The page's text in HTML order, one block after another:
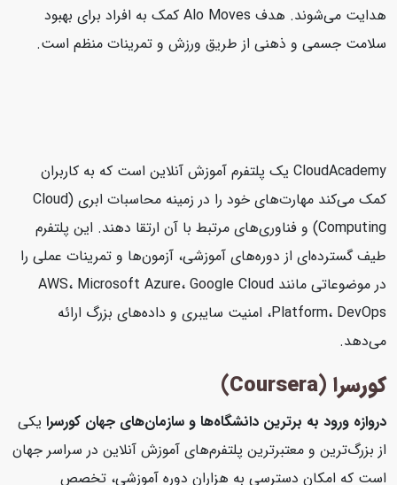
هدایت می‌شوند. هدف Alo Moves کمک به افراد برای بهبود
سلامت جسمی و ذهنی از طریق ورزش و تمرینات منظم است.
CloudAcademy یک پلتفرم آموزش آنلاین است که به کاربران
کمک می‌کند مهارت‌های خود را در زمینه محاسبات ابری (Cloud
Computing) و فناوری‌های مرتبط با آن ارتقا دهند. این پلتفرم
طیف گسترده‌ای از دوره‌های آموزشی، آزمون‌ها و تمرینات عملی را
در موضوعاتی مانند AWS، Microsoft Azure، Google Cloud
Platform، DevOps، امنیت سایبری و داده‌های بزرگ ارائه
می‌دهد.
کورسرا (Coursera)
دروازه ورود به برترین دانشگاه‌ها و سازمان‌های جهان کورسرایکی
از بزرگ‌ترین و معتبرترین پلتفرم‌های آموزش آنلاین در سراسر جهان
است که امکان دسترسی به هزاران دوره آموزشی، تخصص